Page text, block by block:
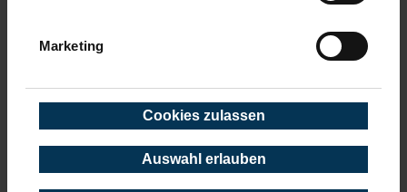
Marketing
Cookies zulassen
Auswahl erlauben
01. Januar - 31. Dezember
Samstag und Sonntag geschlossen
Feiertag 10 - 15 Uhr